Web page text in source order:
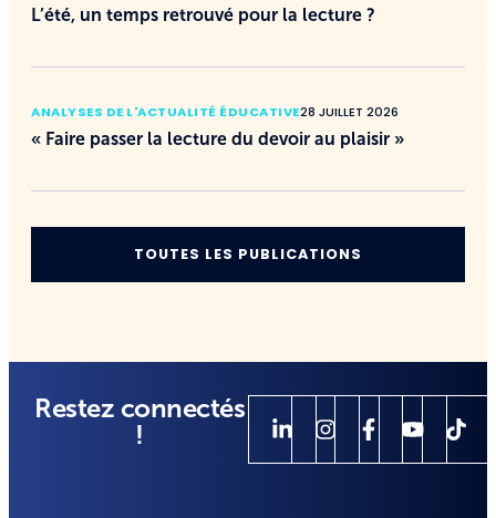
L’été, un temps retrouvé pour la lecture ?
ANALYSES DE L'ACTUALITÉ ÉDUCATIVE28 JUILLET 2026
« Faire passer la lecture du devoir au plaisir »
TOUTES LES PUBLICATIONS
Restez connectés
!